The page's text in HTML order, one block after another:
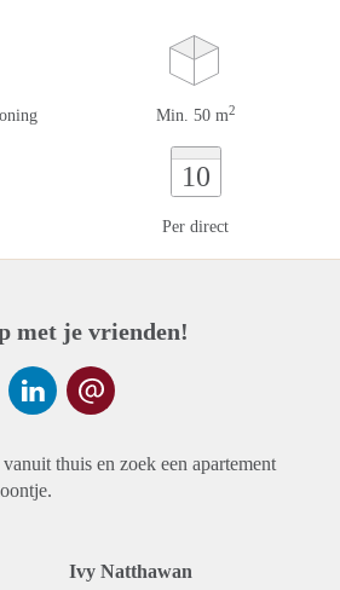
Min. 50 m2
10
Per direct
met je vrienden!
thuis en zoek een apartement
Ivy Natthawan